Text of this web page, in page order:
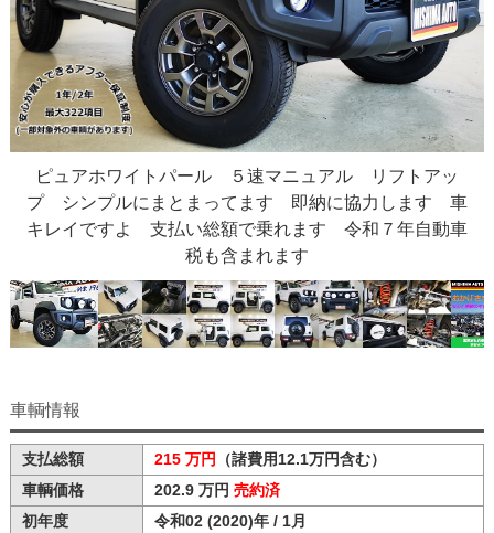
ピュアホワイトパール ５速マニュアル リフトアッ
プ シンプルにまとまってます 即納に協力します 車
キレイですよ 支払い総額で乗れます 令和７年自動車
税も含まれます
車輌情報
支払総額 215 万円 （諸費用12.1万円含む）
車輌価格
202.9 万円 売約済
初年度
令和02 (2020)年 / 1月